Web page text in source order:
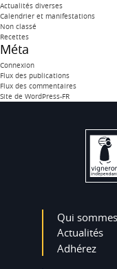
Actualités diverses
Calendrier et manifestations
Non classé
Recettes
Méta
Connexion
Flux des publications
Flux des commentaires
Site de WordPress-FR
Qui
Actualités
Adhérez